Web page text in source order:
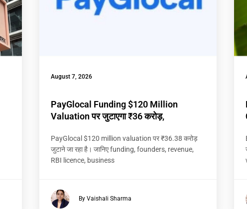
August 7, 2026
PayGlocal Funding $120 Million
Valuation पर जुटाएगा ₹36 करोड़,
PayGlocal $120 million valuation पर ₹36.38 करोड़
जुटाने जा रहा है। जानिए funding, founders, revenue,
RBI licence, business
By Vaishali Sharma